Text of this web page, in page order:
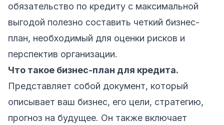
обязательство по кредиту с максимальной
выгодой полезно составить четкий бизнес-
план, необходимый для оценки рисков и
перспектив организации.
Что такое бизнес-план для кредита.
Представляет собой документ, который
описывает ваш бизнес, его цели, стратегию,
прогноз на будущее. Он также включает